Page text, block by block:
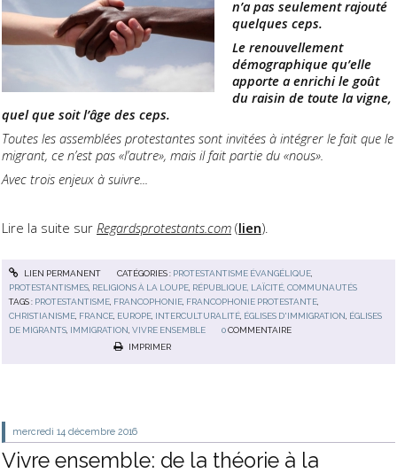
n’a pas seulement rajouté
quelques ceps.
Le renouvellement
démographique qu’elle
apporte a enrichi le goût
du raisin de toute la vigne,
quel que soit l’âge des ceps.
Toutes les assemblées protestantes sont invitées à intégrer le fait que le
migrant, ce n’est pas «l’autre», mais il fait partie du «nous».
Avec trois enjeux à suivre...
Lire la suite sur Regardsprotestants.com (lien).
LIEN PERMANENT CATÉGORIES : PROTESTANTISME ÉVANGÉLIQUE,
PROTESTANTISMES RELIGIONS À LA LOUPE RÉPUBLIQUE, LAÏCITÉ, COMMUNAUTÉS
TAGS : PROTESTANTISME FRANCOPHONIE FRANCOPHONIE PROTESTANTE
CHRISTIANISME FRANCE EUROPE INTERCULTURALITÉ ÉGLISES D'IMMIGRATION ÉGLISES
DE MIGRANTS IMMIGRATION ,VIVRE ENSEMBLE 0 COMMENTAIRE
IMPRIMER
mercredi 14 décembre 2016
Vivre ensemble: de la théorie à la